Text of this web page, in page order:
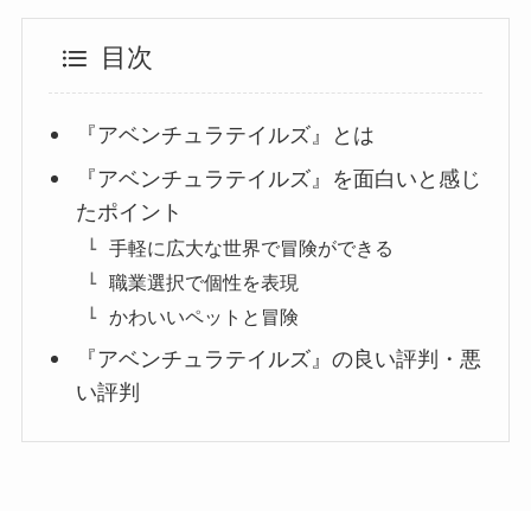
目次
『アベンチュラテイルズ』とは
『アベンチュラテイルズ』を面白いと感じ
たポイント
手軽に広大な世界で冒険ができる
職業選択で個性を表現
かわいいペットと冒険
『アベンチュラテイルズ』の良い評判・悪
い評判